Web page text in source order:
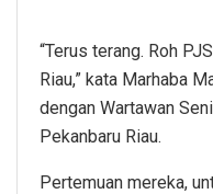
“Terus terang. Roh
Riau,” kata Marhaba
dengan Wartawan
Pekanbaru Riau.
Pertemuan mereka,